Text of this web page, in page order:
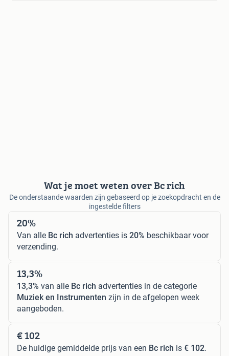
Wat je moet weten over Bc rich
De onderstaande waarden zijn gebaseerd op je zoekopdracht en de
ingestelde filters
20%
Van alle Bc rich advertenties is 20% beschikbaar voor
verzending.
13,3%
13,3% van alle Bc rich advertenties in de categorie
Muziek en Instrumenten zijn in de afgelopen week
aangeboden.
€ 102
De huidige gemiddelde prijs van een Bc rich is € 102.